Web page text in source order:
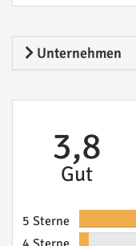
Unternehmen
3,8
Gut
5 Sterne